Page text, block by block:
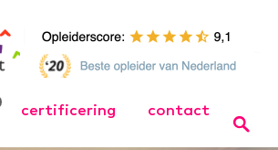
certificering contact